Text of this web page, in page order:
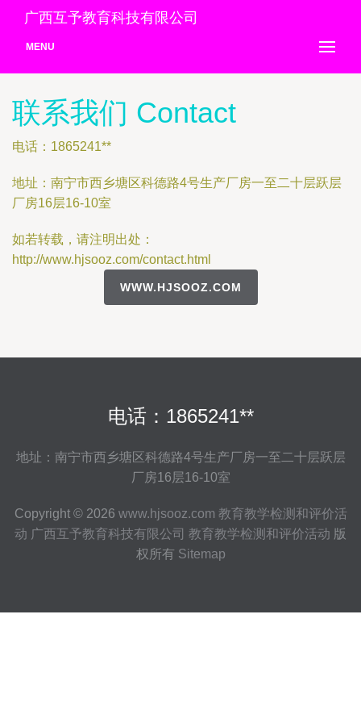
广西互予教育科技有限公司
MENU
联系我们 Contact
电话：1865241**
地址：南宁市西乡塘区科德路4号生产厂房一至二十层跃层
厂房16层16-10室
如若转载，请注明出处：
http://www.hjsooz.com/contact.html
WWW.HJSOOZ.COM
电话：1865241**
地址：南宁市西乡塘区科德路4号生产厂房一至二十层跃层
厂房16层16-10室
Copyright © 2026 www.hjsooz.com 教育教学检测和评价活
动 广西互予教育科技有限公司 教育教学检测和评价活动 版
权所有 Sitemap